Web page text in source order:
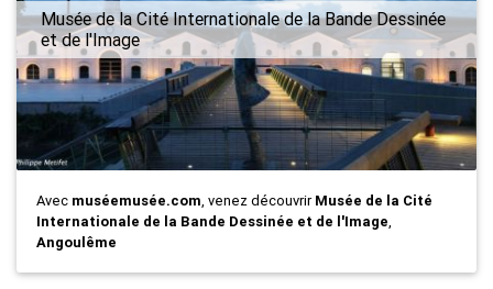
Musée de la Cité Internationale de la Bande Dessinée
et de l'Image
Avec muséemusée.com, venez découvrirMusée de la Cité
Internationale de la Bande Dessinée et de l'Image,
Angoulême